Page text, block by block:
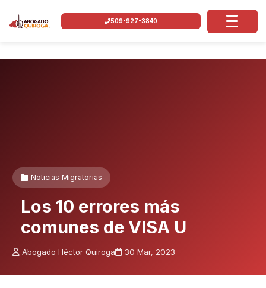
509-927-3840
Noticias Migratorias
Los 10 errores más
comunes de VISA U
Abogado Héctor Quiroga 30 Mar, 2023